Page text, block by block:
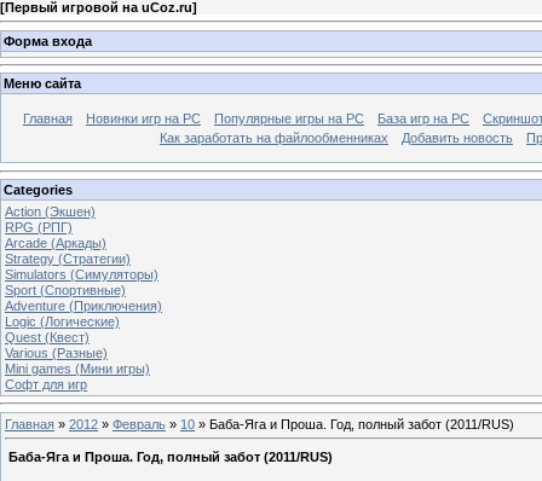
[Первый игровой на uCoz.ru]
Форма входа
Меню сайта
Главная Новинки игр на PC Популярные игры на PC База игр на РС
Как заработать на файлообменниках
Добавить новость
Categories
Action (Экшен)
RPG (РПГ)
Arcade (Аркады)
Strategy (Стратегии)
Simulators (Симуляторы)
Sport (Спортивные)
Adventure (Приключения)
Logic (Логические)
Quest (Квест)
Various (Разные)
Mini games (Мини игры)
Софт для игр
Главная » 2012 » Февраль » 10 » Баба-Яга и Проша. Год, полный забот (2011/RUS)
Баба-Яга и Проша. Год, полный забот (2011/RUS)